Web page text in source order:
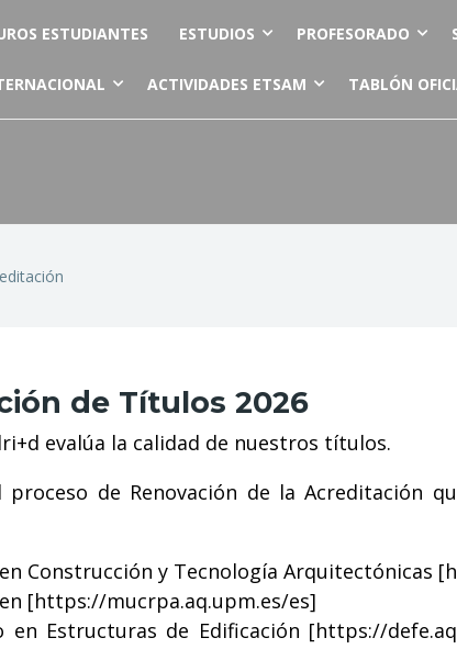
ESTUDIANTES ESTUDIOS PROFESORADO
ACTIVIDADES ETSAM TABLÓN
de Títulos 2026
evalúa la calidad de nuestros títulos.
de Renovación de la Acreditación
Construcción y Tecnología Arquitectónicas [
[https://mucrpa.aq.upm.es/es]
Estructuras de Edificación [https://